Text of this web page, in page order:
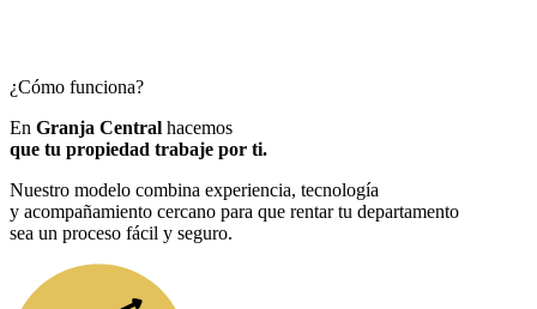
¿Cómo funciona?
En Granja Central hacemos
que tu propiedad trabaje por ti.
Nuestro modelo combina experiencia, tecnología
y acompañamiento cercano para que rentar tu departamento
sea un proceso fácil y seguro.